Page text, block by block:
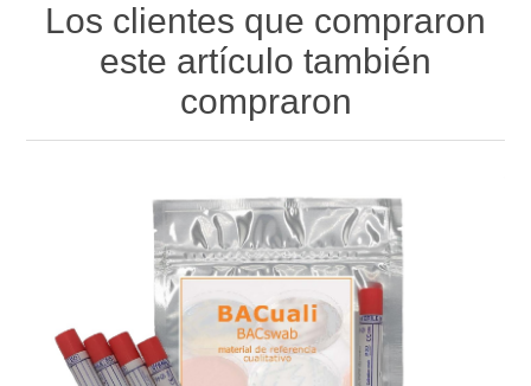
Los clientes que compraron
este artículo también
compraron